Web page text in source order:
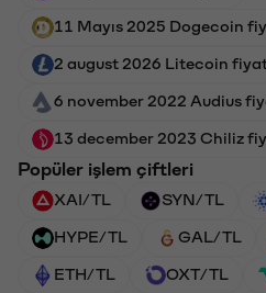
11 Mayıs 2025 Dogecoin
2 august 2026 Litecoin
6 november 2022 Audius
13 december 2023 Chiliz
Popüler işlem çiftleri
XAI/TL SYN/TL
HYPE/TL GAL/TL
ETH/TL OXT/TL